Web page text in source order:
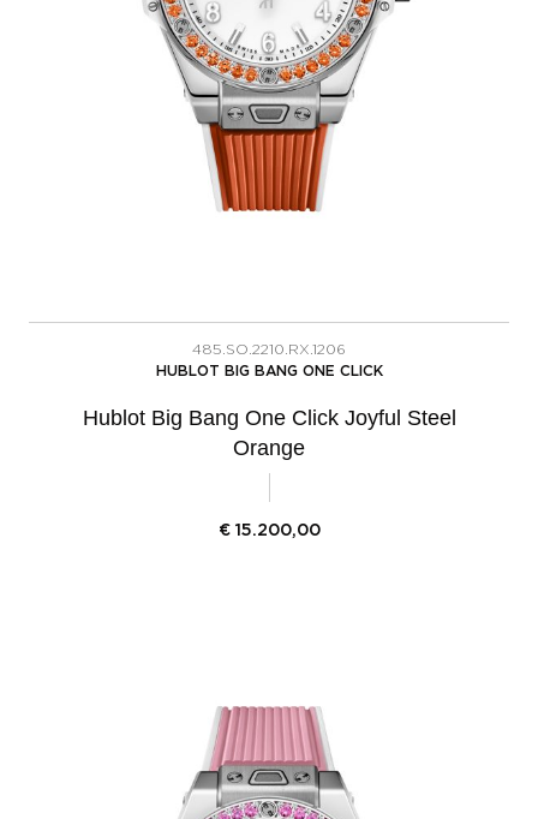
485.SO.2210.RX.1206
HUBLOT BIG BANG ONE CLICK
Hublot Big Bang One Click Joyful Steel
Orange
€ 15.200,00